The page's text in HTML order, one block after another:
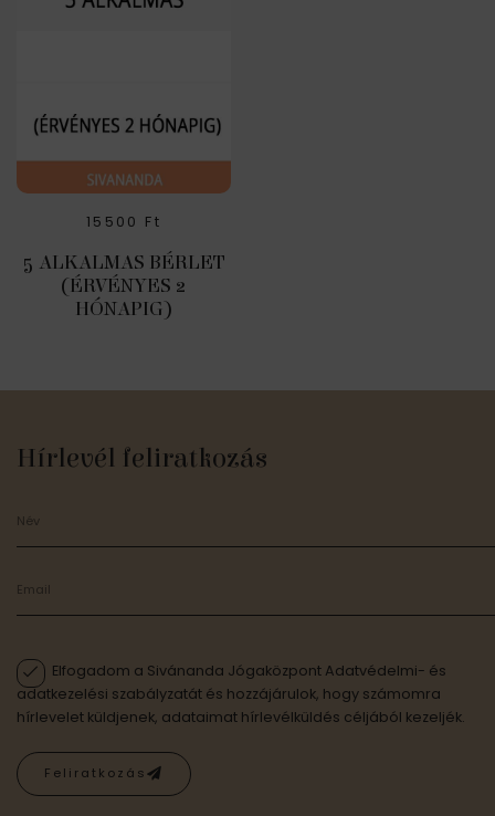
15500 Ft
5 ALKALMAS BÉRLET
(ÉRVÉNYES 2
HÓNAPIG)
Hírlevél feliratkozás
Elfogadom a Sivánanda Jógaközpont Adatvédelmi- és
adatkezelési szabályzatát és hozzájárulok, hogy számomra
hírlevelet küldjenek, adataimat hírlevélküldés céljából kezeljék.
Feliratkozás